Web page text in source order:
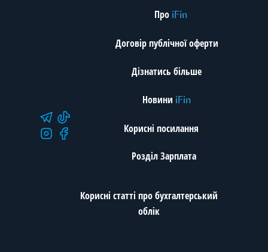
Про iFin
Договір публічної оферти
Дізнатись більше
Новини iFin
Корисні посилання
Розділ Зарплата
Корисні статті про бухгалтерський
облік